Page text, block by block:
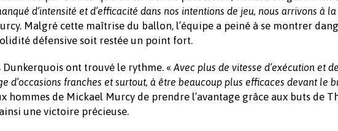
d’intensité et d’efficacité dans nos intentions de jeu, nous arrivons à
Malgré cette maîtrise du ballon, l’équipe a peiné à se montrer
défensive soit restée un point fort.
Dunkerquois ont trouvé le rythme. « Avec plus de vitesse d’exécution et
d’occasions franches et surtout, à être beaucoup plus efficaces devant le
hommes de Mickael Murcy de prendre l’avantage grâce aux buts de
une victoire précieuse.